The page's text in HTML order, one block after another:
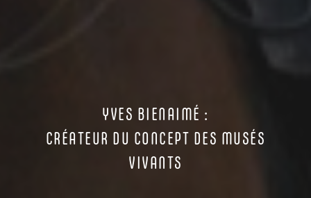
YVES BIENAIMÉ :
CRÉATEUR DU CONCEPT DES MUSÉS
VIVANTS